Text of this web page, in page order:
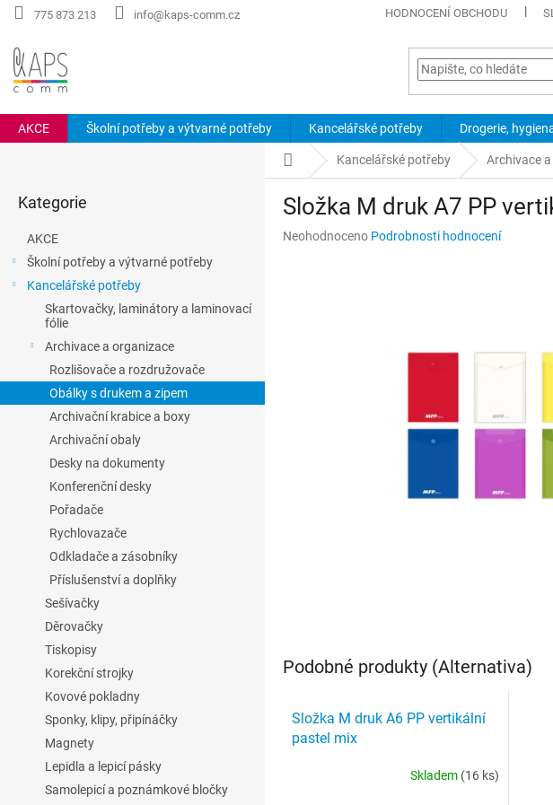
Přejít
775 873 213 info@kaps-comm.cz HODNOCENÍ OBCHODU
AKCE Školní potřeby a výtvarné potřeby Kancelářské potřeby Drogerie,
e
l
kategorie
Kategorie
AKCE
Školní potřeby a výtvarné potřeby
Kancelářské potřeby
Skartovačky, laminátory a laminovací
fólie
Archivace a organizace
Rozlišovače a rozdružovače
Obálky s drukem a zipem
Archivační krabice a boxy
Archivační obaly
Desky na dokumenty
Konferenční desky
Pořadače
Rychlovazače
Odkladače a zásobníky
Příslušenství a doplňky
Sešívačky
Děrovačky
Tiskopisy
Korekční strojky
Kovové pokladny
Sponky, klipy, připínáčky
Magnety
Lepidla a lepicí pásky
Samolepicí a poznámkové bločky
Domů Kancelářské potřeby Archivace
Složka M druk A7 PP
Průměrné
Neohodnoceno Podrobnosti hodnocení
Podobné produkty (Alternativa)
Složka M druk A6 PP vertikální
pastel mix
Skladem (16 ks)